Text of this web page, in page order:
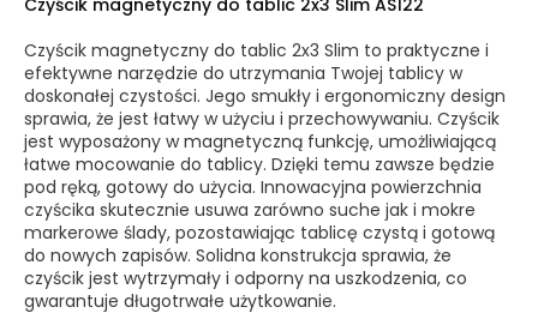
Czyścik magnetyczny do tablic 2x3 Slim to praktyczne i
efektywne narzędzie do utrzymania Twojej tablicy w
doskonałej czystości. Jego smukły i ergonomiczny design
sprawia, że jest łatwy w użyciu i przechowywaniu. Czyścik
jest wyposażony w magnetyczną funkcję, umożliwiającą
łatwe mocowanie do tablicy. Dzięki temu zawsze będzie
pod ręką, gotowy do użycia. Innowacyjna powierzchnia
czyścika skutecznie usuwa zarówno suche jak i mokre
markerowe ślady, pozostawiając tablicę czystą i gotową
do nowych zapisów. Solidna konstrukcja sprawia, że
czyścik jest wytrzymały i odporny na uszkodzenia, co
gwarantuje długotrwałe użytkowanie.